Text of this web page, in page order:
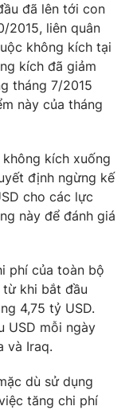
đã lên tới con
2015, liên quân
không kích tại
kích đã giảm
tháng 7/2015
này của tháng
kích xuống
định ngừng kế
cho các lực
này để đánh giá
phí của toàn bộ
khi bắt đầu
4,75 tỷ USD.
USD mỗi ngày
và Iraq.
dù sử dụng
tăng chi phí